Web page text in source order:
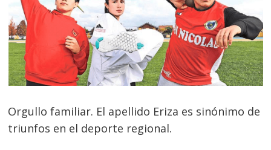
Orgullo familiar. El apellido Eriza es sinónimo de
triunfos en el deporte regional.